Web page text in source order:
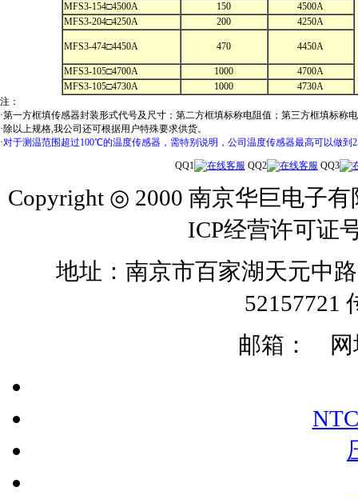
MFS3-154□4500A 150
4500A
MFS3-204□4250A
200 4250A
MFS3-474□4450A 470 4450A
MFS3-105□4700A 1000
4700A
MFS3-105□4730A
1000
4730A
注：
·第一方框填传感器封装形式代号及尺寸；第二方框填标称电阻值；第三方框填标
·除以上规格,我公司还可根据用户特殊要求供货。
·对于测温范围超过100℃的温度传感器，需特别说明，公司温度传感器最高可以做到
QQ1 QQ2 QQ3
Copyright ◎ 2000 南京华巨电子
ICP经营许可证
地址：南京市百家湖天元中
52157721
邮箱：
网